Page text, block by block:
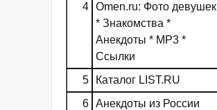
4 Omen.ru: Фото девушек
* Знакомства *
Анекдоты * MP3 *
Ссылки
5 Каталог LIST.RU
6 Анекдоты из России